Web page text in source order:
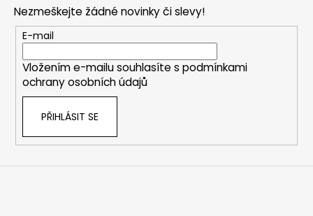
Nezmeškejte žádné novinky či slevy!
E-mail
Vložením e-mailu souhlasíte s podmínkami
ochrany osobních údajů
PŘIHLÁSIT SE